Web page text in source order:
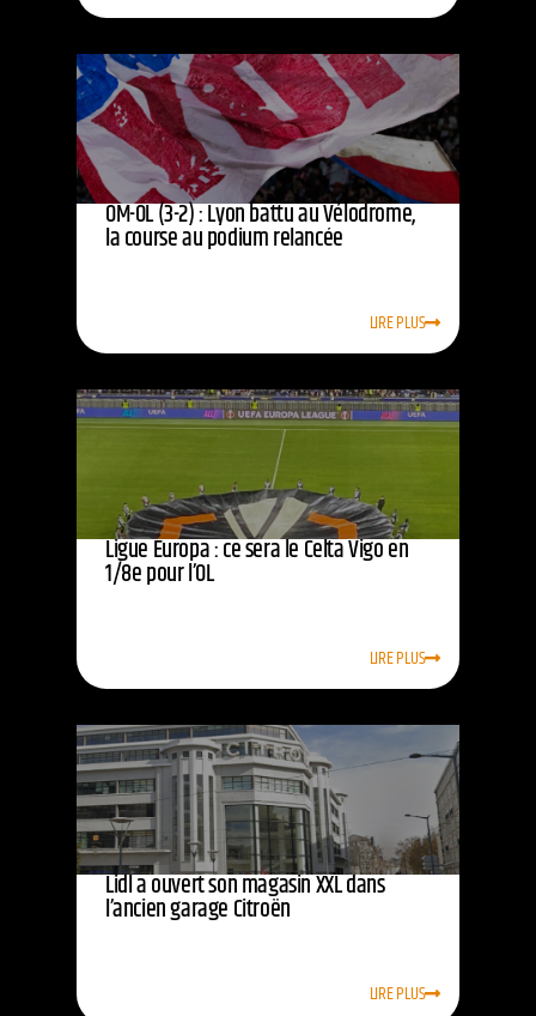
OM-OL (3-2) : Lyon battu au Vélodrome,
la course au podium relancée
LIRE PLUS
Ligue Europa : ce sera le Celta Vigo en
1/8e pour l’OL
LIRE PLUS
Lidl a ouvert son magasin XXL dans
l’ancien garage Citroën
LIRE PLUS